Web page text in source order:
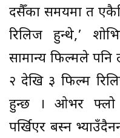
दसैँका समयमा त
रिलिज हुन्थे,’
सामान्य फिल्मले
२ देखि ३ फिल्म
हुन्छ । ओभर फ्लो
पर्खिएर बस्न